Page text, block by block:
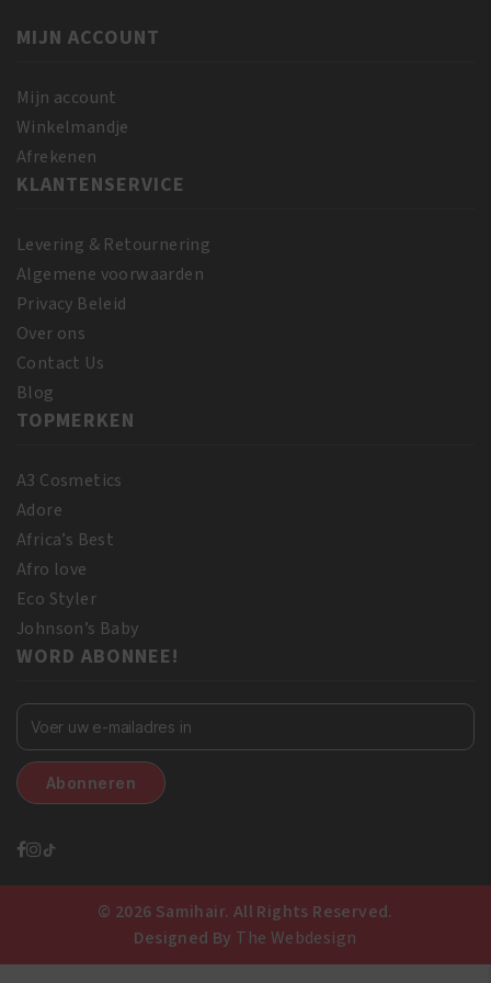
Moisturizer
aantal
MIJN ACCOUNT
Mijn account
Winkelmandje
Afrekenen
KLANTENSERVICE
Levering & Retournering
Algemene voorwaarden
Privacy Beleid
Over ons
Contact Us
Blog
TOPMERKEN
A3 Cosmetics
Adore
Africa’s Best
Afro love
Eco Styler
Johnson’s Baby
WORD ABONNEE!
© 2026 Samihair. All Rights Reserved.
Designed By The Webdesign